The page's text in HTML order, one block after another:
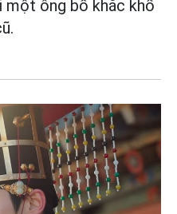
một ông bố khắc khổ